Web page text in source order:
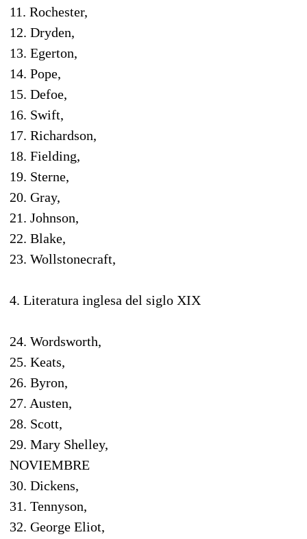
11. Rochester,
12. Dryden,
13. Egerton,
14. Pope,
15. Defoe,
16. Swift,
17. Richardson,
18. Fielding,
19. Sterne,
20. Gray,
21. Johnson,
22. Blake,
23. Wollstonecraft,
4. Literatura inglesa del siglo XIX
24. Wordsworth,
25. Keats,
26. Byron,
27. Austen,
28. Scott,
29. Mary Shelley,
NOVIEMBRE
30. Dickens,
31. Tennyson,
32. George Eliot,